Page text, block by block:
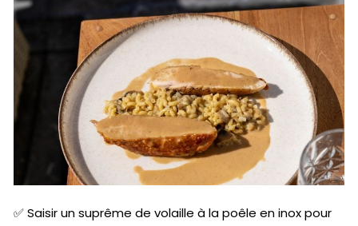
✅ Saisir un suprême de volaille à la poêle en inox pour